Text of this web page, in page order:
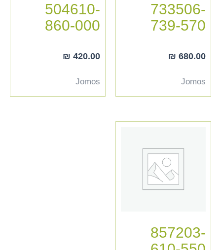
733506-
739-570
₪ 680.00
Jomos
504610-
860-000
₪ 420.00
Jomos
857203-